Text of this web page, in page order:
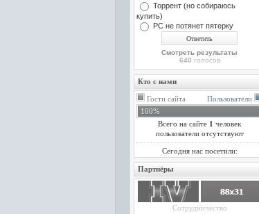
Торрент (но собираюсь
купить)
PC не потянет пятерку
Смотреть результаты
640 голосов
Кто с нами
Пользователи
Гости сайта
100%
Всего на сайте 1 человек
пользователи отсутствуют
Сегодня нас посетили:
Партнёры
Сотрудничество